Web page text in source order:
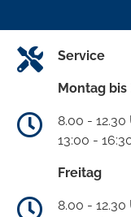
Service
Montag
8.00 - 12.30
13:00 -
Freitag
8.00 - 12.30